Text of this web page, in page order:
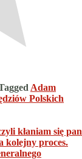
Adam
Polskich
kłaniam się
kolejny proces.